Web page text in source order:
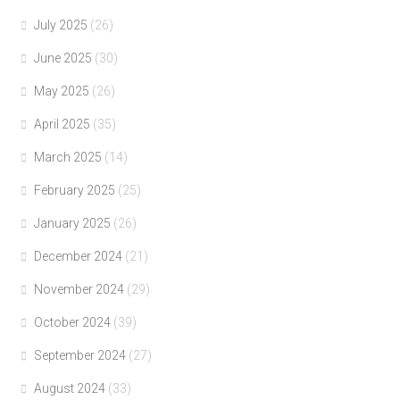
July 2025 (26)
June 2025 (30)
May 2025 (26)
April 2025 (35)
March 2025 (14)
February 2025 (25)
January 2025 (26)
December 2024 (21)
November 2024 (29)
October 2024 (39)
September 2024 (27)
August 2024 (33)